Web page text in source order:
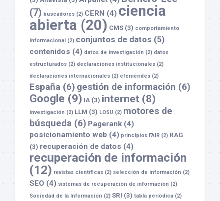
(7) buscadores (2) CERN (4) ciencia
abierta (20) CMS (3) comportamiento
informacional (2) conjuntos de datos (5)
contenidos (4) datos de investigación (2) datos
estructurados (2) declaraciones institucionales (2)
declaraciones internacionales (2) efemérides (2)
España (6) gestión de información (6)
Google (9) IA (3) internet (8)
investigación (2) LLM (3) LOSU (2) motores de
búsqueda (6) Pagerank(4)
posicionamiento web (4) principios FAIR (2) RAG
(3) recuperación de datos (4)
recuperación de información
(12) revistas científicas (2) selección de información (2)
SEO (4) sistemas de recuperación de información (2)
Sociedad de la Información (2) SRI (3) tabla periódica (2)